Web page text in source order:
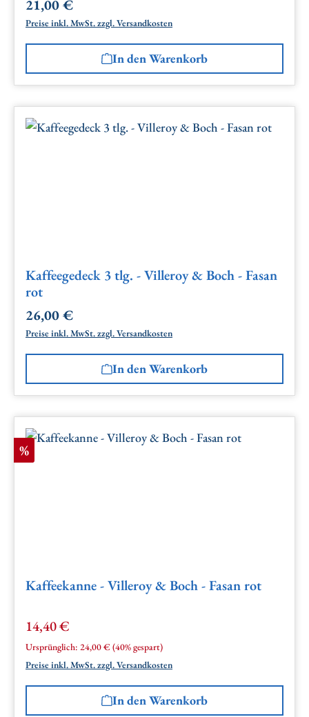
Regulärer Preis:
21,00 €
Preise inkl. MwSt. zzgl. Versandkosten
In den Warenkorb
Kaffeegedeck 3 tlg. - Villeroy & Boch - Fasan
rot
Regulärer Preis:
26,00 €
Preise inkl. MwSt. zzgl. Versandkosten
In den Warenkorb
Rabatt
%
Kaffeekanne - Villeroy & Boch - Fasan rot
Verkaufspreis:
14,40 €
Ursprünglich: Regulärer Preis:
24,00 €(40% gespart)
Preise inkl. MwSt. zzgl. Versandkosten
In den Warenkorb